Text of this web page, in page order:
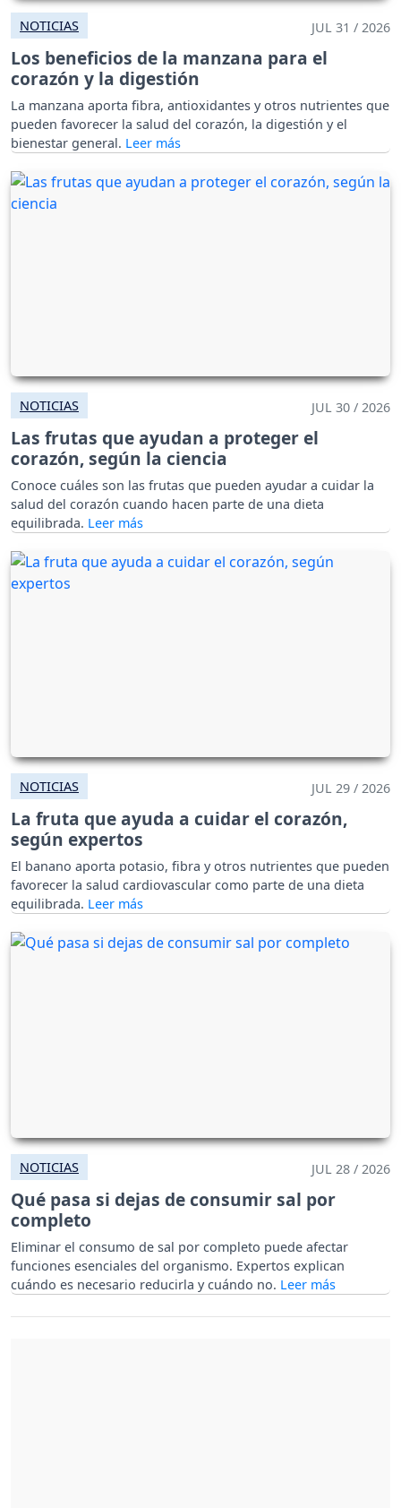
NOTICIAS JUL 31 / 2026
Los beneficios de la manzana para el
corazón y la digestión
La manzana aporta fibra, antioxidantes y otros nutrientes que
pueden favorecer la salud del corazón, la digestión y el
bienestar general.
NOTICIAS JUL 30 / 2026
Las frutas que ayudan a proteger el
corazón, según la ciencia
Conoce cuáles son las frutas que pueden ayudar a cuidar la
salud del corazón cuando hacen parte de una dieta
equilibrada.
NOTICIAS JUL 29 / 2026
La fruta que ayuda a cuidar el corazón,
según expertos
El banano aporta potasio, fibra y otros nutrientes que pueden
favorecer la salud cardiovascular como parte de una dieta
equilibrada.
NOTICIAS JUL 28 / 2026
Qué pasa si dejas de consumir sal por
completo
Eliminar el consumo de sal por completo puede afectar
funciones esenciales del organismo. Expertos explican
cuándo es necesario reducirla y cuándo no.